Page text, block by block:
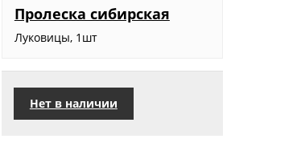
Пролеска сибирская
Луковицы, 1шт
Нет в наличии